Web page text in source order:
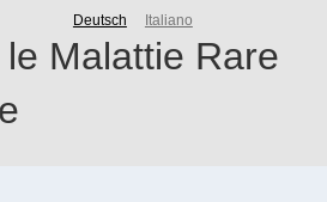
Deutsch Italiano
Malattie Rare